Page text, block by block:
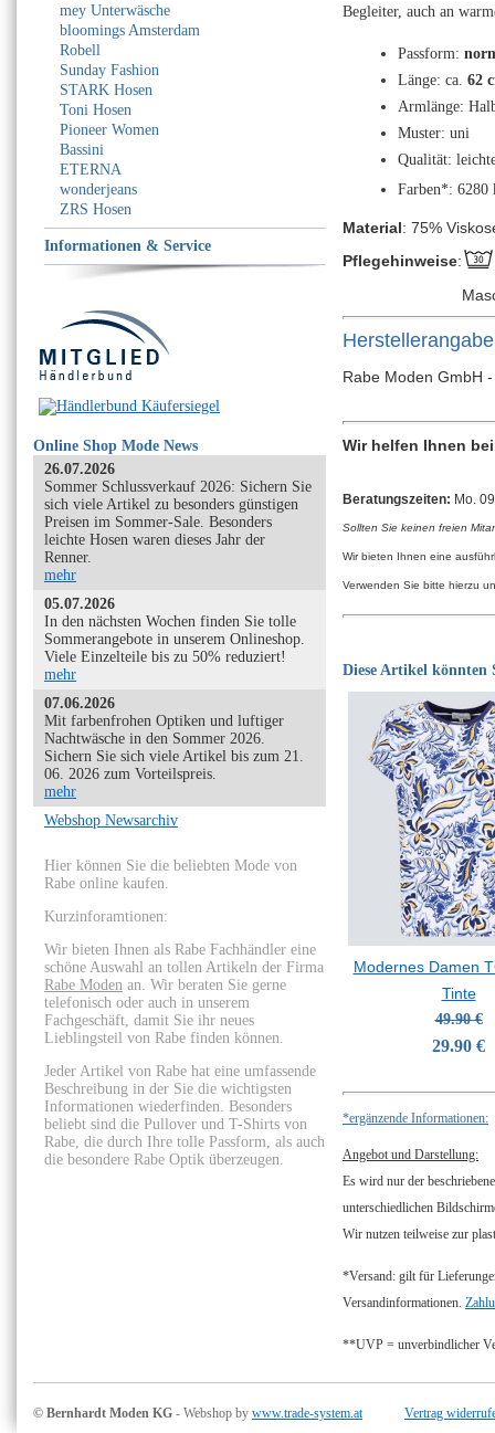
mey Unterwäsche
bloomings Amsterdam
Robell
Sunday Fashion
STARK Hosen
Toni Hosen
Pioneer Women
Bassini
ETERNA
wonderjeans
ZRS Hosen
Informationen & Service
Online Shop Mode News
26.07.2026
Sommer Schlussverkauf 2026: Sichern Sie
sich viele Artikel zu besonders günstigen
Preisen im Sommer-Sale. Besonders
leichte Hosen waren dieses Jahr der
Renner.
mehr
05.07.2026
In den nächsten Wochen finden Sie tolle
Sommerangebote in unserem Onlineshop.
Viele Einzelteile bis zu 50% reduziert!
mehr
07.06.2026
Mit farbenfrohen Optiken und luftiger
Nachtwäsche in den Sommer 2026.
Sichern Sie sich viele Artikel bis zum 21.
06. 2026 zum Vorteilspreis.
mehr
Webshop Newsarchiv
Hier können Sie die beliebten Mode von
Rabe online kaufen.
Kurzinforamtionen:
Wir bieten Ihnen als Rabe Fachhändler eine
schöne Auswahl an tollen Artikeln der Firma
Rabe Moden an. Wir beraten Sie gerne
telefonisch oder auch in unserem
Fachgeschäft, damit Sie ihr neues
Lieblingsteil von Rabe finden können.
Jeder Artikel von Rabe hat eine umfassende
Beschreibung in der Sie die wichtigsten
Informationen wiederfinden. Besonders
beliebt sind die Pullover und T-Shirts von
Rabe, die durch Ihre tolle Passform, als auch
die besondere Rabe Optik überzeugen.
Begleiter, auch an
Passform:
Länge: ca. 62
Armlänge:
Muster: uni
Qualität:
Farben*: 6280
Material: 75%
Pflegehinweise:
Rabe Moden GmbH
Wir helfen Ihnen
Beratungszeiten: Mo.
Sollten Sie keinen freien
Wir bieten Ihnen eine
Verwenden Sie bitte hierzu
Diese Artikel könnten
Modernes Damen
Tinte
49.90 €
29.90 €
*ergänzende Informationen:
Angebot und Darstellung:
Es wird nur der
unterschiedlichen
Wir nutzen teilweise zur
*Versand: gilt für
Versandinformationen.
**UVP = unverbindlicher
© Bernhardt Moden KG - Webshop by www.trade-system.at Vertrag